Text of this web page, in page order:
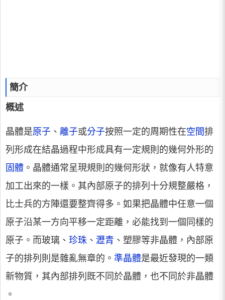
簡介
概述
晶體是原子 、 離子或分子按照一定的周期性在空間排
列形成在結晶過程中形成具有一定規則的幾何外形的
固體 。晶體通常呈現規則的幾何形狀，就像有人特意
加工出來的一樣。其內部原子的排列十分規整嚴格，
比士兵的方陣還要整齊得多。如果把晶體中任意一個
原子沿某一方向平移一定距離，必能找到一個同樣的
原子。而玻璃、 珍珠 、 瀝青 、塑膠等非晶體，內部原
子的排列則是雜亂無章的。 準晶體是最近發現的一類
新物質，其內部排列既不同於晶體，也不同於非晶體
。